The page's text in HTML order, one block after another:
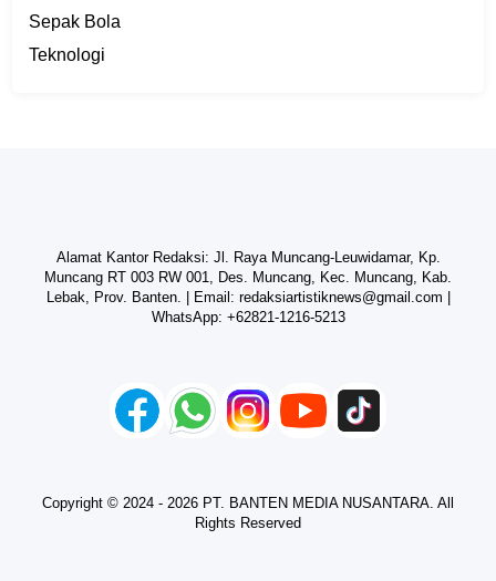
Sepak Bola
Teknologi
Alamat Kantor Redaksi: Jl. Raya Muncang-Leuwidamar, Kp.
Muncang RT 003 RW 001, Des. Muncang, Kec. Muncang, Kab.
Lebak, Prov. Banten. | Email: redaksiartistiknews@gmail.com
WhatsApp: +62821-1216-5213
Copyright © 2024 - 2026 PT. BANTEN MEDIA NUSANTARA. All
Rights Reserved